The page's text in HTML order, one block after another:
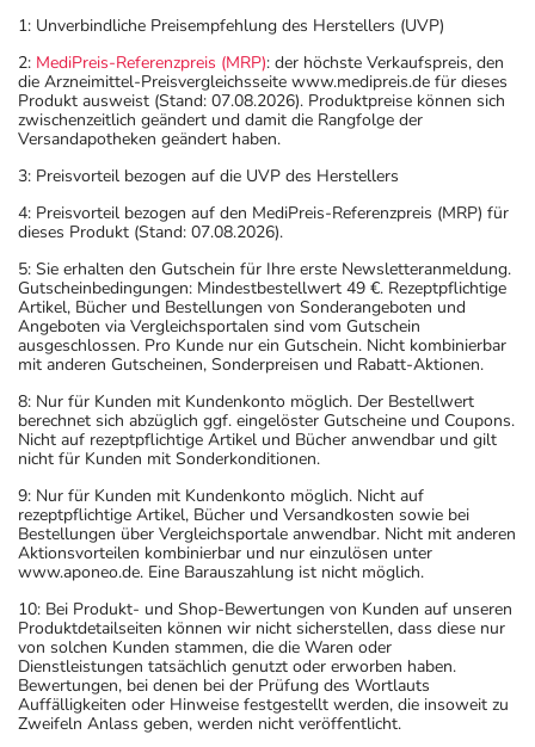
1: Unverbindliche Preisempfehlung des Herstellers (UVP)
2: MediPreis-Referenzpreis (MRP): der höchste Verkaufspreis, den
die Arzneimittel-Preisvergleichsseite www.medipreis.de für dieses
Produkt ausweist (Stand: 07.08.2026). Produktpreise können sich
zwischenzeitlich geändert und damit die Rangfolge der
Versandapotheken geändert haben.
3: Preisvorteil bezogen auf die UVP des Herstellers
4: Preisvorteil bezogen auf den MediPreis-Referenzpreis (MRP) für
dieses Produkt (Stand: 07.08.2026).
5: Sie erhalten den Gutschein für Ihre erste Newsletteranmeldung.
Gutscheinbedingungen: Mindestbestellwert 49 €. Rezeptpflichtige
Artikel, Bücher und Bestellungen von Sonderangeboten und
Angeboten via Vergleichsportalen sind vom Gutschein
ausgeschlossen. Pro Kunde nur ein Gutschein. Nicht kombinierbar
mit anderen Gutscheinen, Sonderpreisen und Rabatt-Aktionen.
8: Nur für Kunden mit Kundenkonto möglich. Der Bestellwert
berechnet sich abzüglich ggf. eingelöster Gutscheine und Coupons.
Nicht auf rezeptpflichtige Artikel und Bücher anwendbar und gilt
nicht für Kunden mit Sonderkonditionen.
9: Nur für Kunden mit Kundenkonto möglich. Nicht auf
rezeptpflichtige Artikel, Bücher und Versandkosten sowie bei
Bestellungen über Vergleichsportale anwendbar. Nicht mit anderen
Aktionsvorteilen kombinierbar und nur einzulösen unter
www.aponeo.de. Eine Barauszahlung ist nicht möglich.
10: Bei Produkt- und Shop-Bewertungen von Kunden auf unseren
Produktdetailseiten können wir nicht sicherstellen, dass diese nur
von solchen Kunden stammen, die die Waren oder
Dienstleistungen tatsächlich genutzt oder erworben haben.
Bewertungen, bei denen bei der Prüfung des Wortlauts
Auffälligkeiten oder Hinweise festgestellt werden, die insoweit zu
Zweifeln Anlass geben, werden nicht veröffentlicht.